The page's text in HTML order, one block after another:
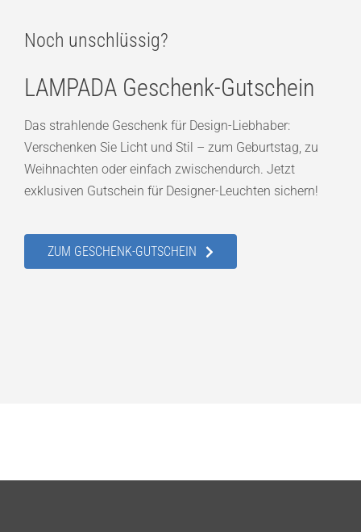
Noch unschlüssig?
LAMPADA Geschenk-Gutschein
Das strahlende Geschenk für Design-Liebhaber:
Verschenken Sie Licht und Stil – zum Geburtstag, zu
Weihnachten oder einfach zwischendurch. Jetzt
exklusiven Gutschein für Designer-Leuchten sichern!
ZUM GESCHENK-GUTSCHEIN